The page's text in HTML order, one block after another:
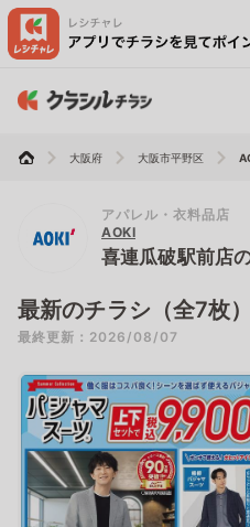
大阪府 大阪市平野区
アパレル・衣料品店
AOKI
喜連瓜破駅前店
最新のチラシ（全7枚）
最終更新：2026/08/07